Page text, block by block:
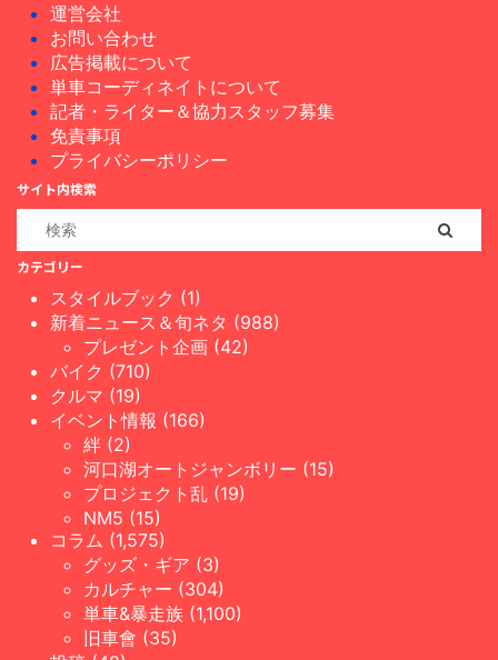
運営会社
お問い合わせ
広告掲載について
単車コーディネイトについて
記者・ライター＆協力スタッフ募集
免責事項
プライバシーポリシー
サイト内検索
カテゴリー
スタイルブック (1)
新着ニュース＆旬ネタ (988)
プレゼント企画 (42)
バイク (710)
クルマ (19)
イベント情報 (166)
絆 (2)
河口湖オートジャンボリー (15)
プロジェクト乱 (19)
NM5 (15)
コラム (1,575)
グッズ・ギア (3)
カルチャー (304)
単車&暴走族 (1,100)
旧車會 (35)